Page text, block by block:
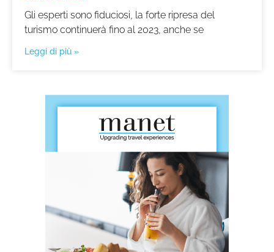
Gli esperti sono fiduciosi, la forte ripresa del
turismo continuerà fino al 2023, anche se
Leggi di più »